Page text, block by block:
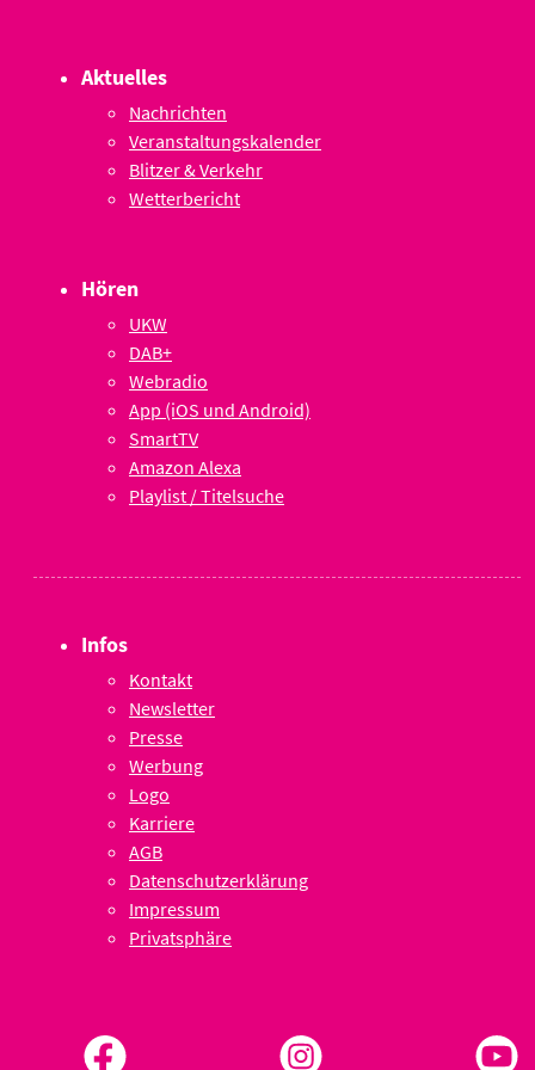
Aktuelles
Nachrichten
Veranstaltungskalender
Blitzer & Verkehr
Wetterbericht
Hören
UKW
DAB+
Webradio
App (iOS und Android)
SmartTV
Amazon Alexa
Playlist / Titelsuche
Infos
Kontakt
Newsletter
Presse
Werbung
Logo
Karriere
AGB
Datenschutzerklärung
Impressum
Privatsphäre